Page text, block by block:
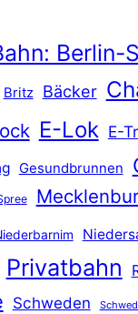
Berlin-
Britz Bäcker
E-Lok E-
Gesundbrunnen
Privatbahn
Schweden